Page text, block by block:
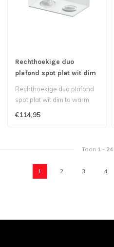
Rechthoekige duo
plafond spot plat wit dim
to warm
Rechthoekige duo plafond
spot plat wit dim to warm
€114,95
Toon 1 - 24
1 2 3 4